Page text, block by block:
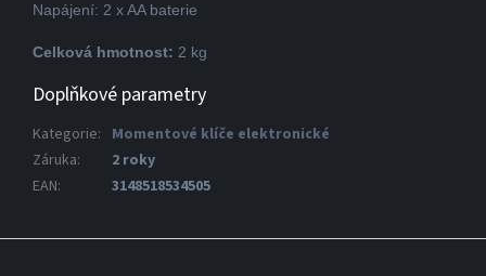
Napájení: 2 x AA baterie
Celková hmotnost: 2 kg
Doplňkové parametry
Kategorie: Momentové klíče elektronické
Záruka:
2 roky
EAN: 3148518534505
Z